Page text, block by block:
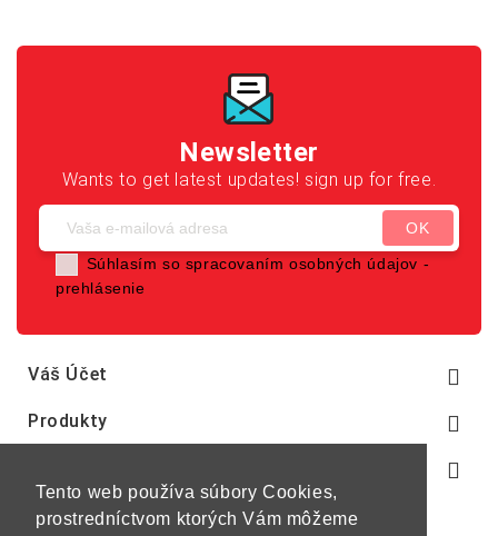
Tento web používa súbory Cookies,
prostredníctvom ktorých Vám môžeme
Newsletter
Wants to get latest updates! sign up for free.
Súhlasím so spracovaním osobných údajov -
prehlásenie
Váš Účet 
Produkty 
